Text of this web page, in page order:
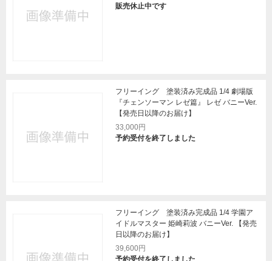
販売休止中です
フリーイング 塗装済み完成品 1/4 劇場版
『チェンソーマン レゼ篇』 レゼ バニーVer.
【発売日以降のお届け】
33,000円
予約受付を終了しました
フリーイング 塗装済み完成品 1/4 学園ア
イドルマスター 姫崎莉波 バニーVer. 【発売
日以降のお届け】
39,600円
予約受付を終了しました